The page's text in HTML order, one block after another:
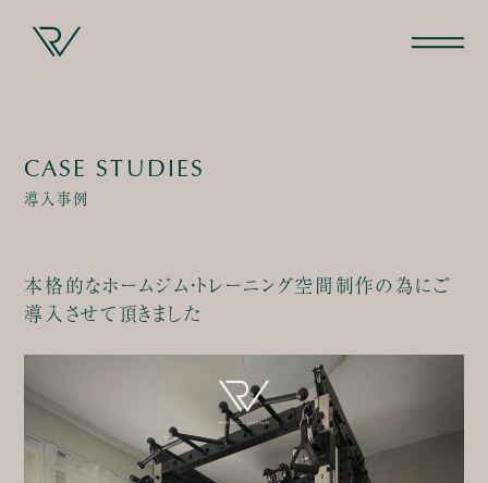
CASE STUDIES
導入事例
本格的なホームジム・トレーニング空間制作の為にご
導入させて頂きました